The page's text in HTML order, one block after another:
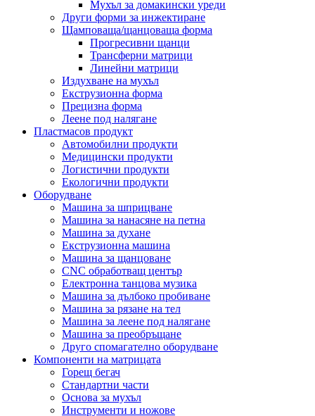
Мухъл за домакински уреди
Други форми за инжектиране
Щамповаща/щанцоваща форма
Прогресивни щанци
Трансферни матрици
Линейни матрици
Издухване на мухъл
Екструзионна форма
Прецизна форма
Леене под налягане
Пластмасов продукт
Автомобилни продукти
Медицински продукти
Логистични продукти
Екологични продукти
Оборудване
Машина за шприцване
Машина за нанасяне на петна
Машина за духане
Екструзионна машина
Машина за щанцоване
CNC обработващ център
Електронна танцова музика
Машина за дълбоко пробиване
Машина за рязане на тел
Машина за леене под налягане
Машина за преобръщане
Друго спомагателно оборудване
Компоненти на матрицата
Горещ бегач
Стандартни части
Основа за мухъл
Инструменти и ножове